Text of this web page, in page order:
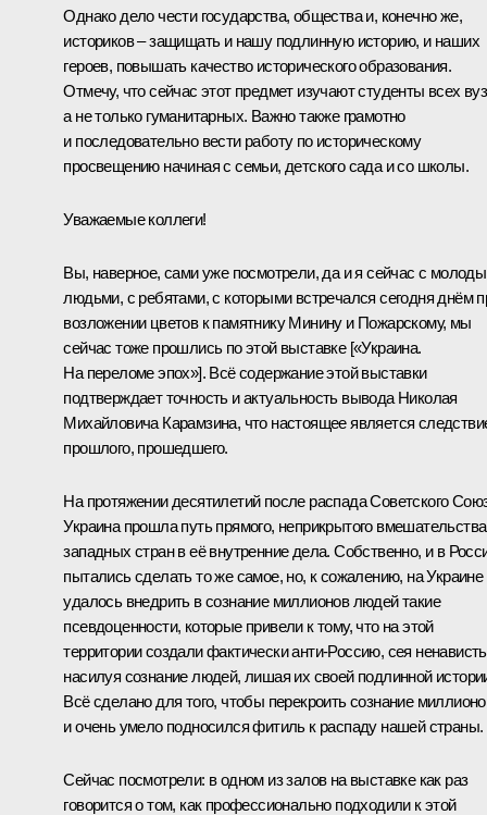
Однако дело чести государства, общества и, конечно же,
историков – защищать и нашу подлинную историю, и наших
героев, повышать качество исторического образования.
Отмечу, что сейчас этот предмет изучают студенты всех
а не только гуманитарных. Важно также грамотно
и последовательно вести работу по историческому
просвещению начиная с семьи, детского сада и со школы.
Уважаемые коллеги!
Вы, наверное, сами уже посмотрели, да и я сейчас с
людьми, с ребятами, с которыми встречался сегодня днём
возложении цветов к памятнику Минину и Пожарскому, мы
сейчас тоже прошлись по этой выставке [«Украина.
На переломе эпох»]. Всё содержание этой выставки
подтверждает точность и актуальность вывода Николая
Михайловича Карамзина, что настоящее является
прошлого, прошедшего.
На протяжении десятилетий после распада Советского
Украина прошла путь прямого, неприкрытого вмешательства
западных стран в её внутренние дела. Собственно, и в
пытались сделать то же самое, но, к сожалению, на Украине
удалось внедрить в сознание миллионов людей такие
псевдоценности, которые привели к тому, что на этой
территории создали фактически анти-Россию, сея
насилуя сознание людей, лишая их своей подлинной
Всё сделано для того, чтобы перекроить сознание
и очень умело подносился фитиль к распаду нашей страны.
Сейчас посмотрели: в одном из залов на выставке как раз
говорится о том, как профессионально подходили к этой